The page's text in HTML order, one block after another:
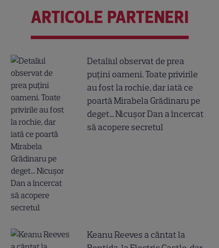
ARTICOLE PARTENERI
Detaliul observat de prea
puțini oameni. Toate privirile
au fost la rochie, dar iată ce
poartă Mirabela Grădinaru pe
deget... Nicușor Dan a încercat
să acopere secretul
Keanu Reeves a cântat la